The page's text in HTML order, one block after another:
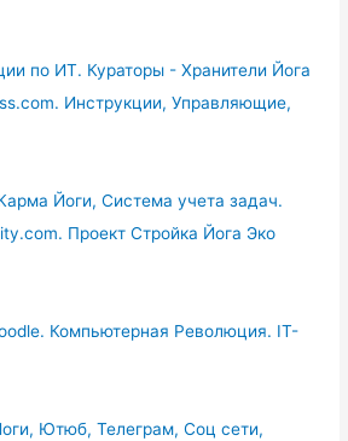
по ИТ. Кураторы - Хранители Йога
Инструкции, Управляющие,
Йоги, Система учета задач.
Проект Стройка Йога Эко
Компьютерная Революция. IT-
Ютюб, Телеграм, Соц сети,